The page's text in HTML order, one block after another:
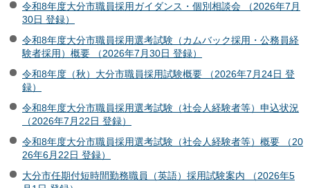
令和8年度大分市職員採用ガイダンス・個別相談会 （2026年7月
30日 登録）
令和8年度大分市職員採用選考試験（カムバック採用・公務員経
験者採用）概要 （2026年7月30日 登録）
令和8年度（秋）大分市職員採用試験概要 （2026年7月24日 登
録）
令和8年度大分市職員採用選考試験（社会人経験者等）申込状況
（2026年7月22日 登録）
令和8年度大分市職員採用選考試験（社会人経験者等）概要 （20
26年6月22日 登録）
大分市任期付短時間勤務職員（英語）採用試験案内 （2026年5